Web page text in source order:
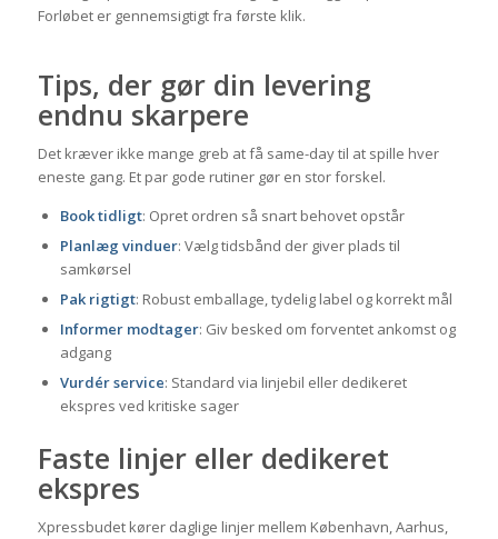
Forløbet er gennemsigtigt fra første klik.
Tips, der gør din levering
endnu skarpere
Det kræver ikke mange greb at få same-day til at spille hver
eneste gang. Et par gode rutiner gør en stor forskel.
Book tidligt: Opret ordren så snart behovet opstår
Planlæg vinduer: Vælg tidsbånd der giver plads til
samkørsel
Pak rigtigt: Robust emballage, tydelig label og korrekt mål
Informer modtager: Giv besked om forventet ankomst og
adgang
Vurdér service: Standard via linjebil eller dedikeret
ekspres ved kritiske sager
Faste linjer eller dedikeret
ekspres
Xpressbudet kører daglige linjer mellem København, Aarhus,